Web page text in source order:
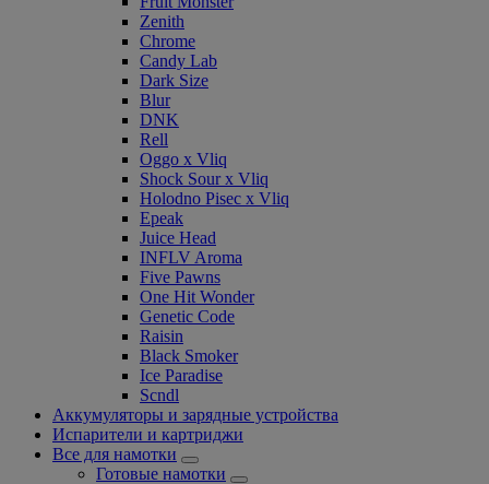
Zenith
Chrome
Candy Lab
Dark Size
Blur
DNK
Rell
Oggo x Vliq
Shock Sour x Vliq
Holodno Pisec x Vliq
Epeak
Juice Head
INFLV Aroma
Five Pawns
One Hit Wonder
Genetic Code
Raisin
Black Smoker
Ice Paradise
Scndl
Аккумуляторы и зарядные устройства
Испарители и картриджи
Все для намотки
Готовые намотки